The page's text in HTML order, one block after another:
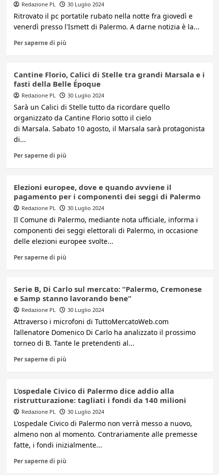
Redazione PL 30 Luglio 2024
Ritrovato il pc portatile rubato nella notte fra giovedì e
venerdì presso l'Ismett di Palermo. A darne notizia è la...
Per saperne di più
Cantine Florio, Calici di Stelle tra grandi Marsala e i
fasti della Belle Époque
Redazione PL 30 Luglio 2024
Sarà un Calici di Stelle tutto da ricordare quello
organizzato da Cantine Florio sotto il cielo
di Marsala. Sabato 10 agosto, il Marsala sarà protagonista
di...
Per saperne di più
Elezioni europee, dove e quando avviene il
pagamento per i componenti dei seggi di Palermo
Redazione PL 30 Luglio 2024
Il Comune di Palermo, mediante nota ufficiale, informa i
componenti dei seggi elettorali di Palermo, in occasione
delle elezioni europee svolte...
Per saperne di più
Serie B, Di Carlo sul mercato: “Palermo, Cremonese
e Samp stanno lavorando bene”
Redazione PL 30 Luglio 2024
Attraverso i microfoni di TuttoMercatoWeb.com
l’allenatore Domenico Di Carlo ha analizzato il prossimo
torneo di B. Tante le pretendenti al...
Per saperne di più
L’ospedale Civico di Palermo dice addio alla
ristrutturazione: tagliati i fondi da 140 milioni
Redazione PL 30 Luglio 2024
L'ospedale Civico di Palermo non verrà messo a nuovo,
almeno non al momento. Contrariamente alle premesse
fatte, i fondi inizialmente...
Per saperne di più